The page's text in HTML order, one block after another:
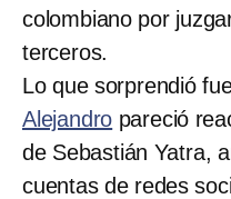
colombiano por
terceros.
Lo que sorprendió
Alejandro pareció
de Sebastián Yatra,
cuentas de redes